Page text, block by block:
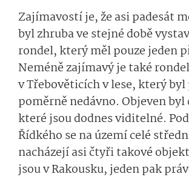
Zajímavostí je, že asi padesát
byl zhruba ve stejné době
rondel, který měl pouze jeden
Neméně zajímavý je také rondel
v Třebověticích v lese, který
poměrně nedávno. Objeven
které jsou dodnes viditelné.
Řídkého se na území celé
nacházejí asi čtyři takové
jsou v Rakousku, jeden pak